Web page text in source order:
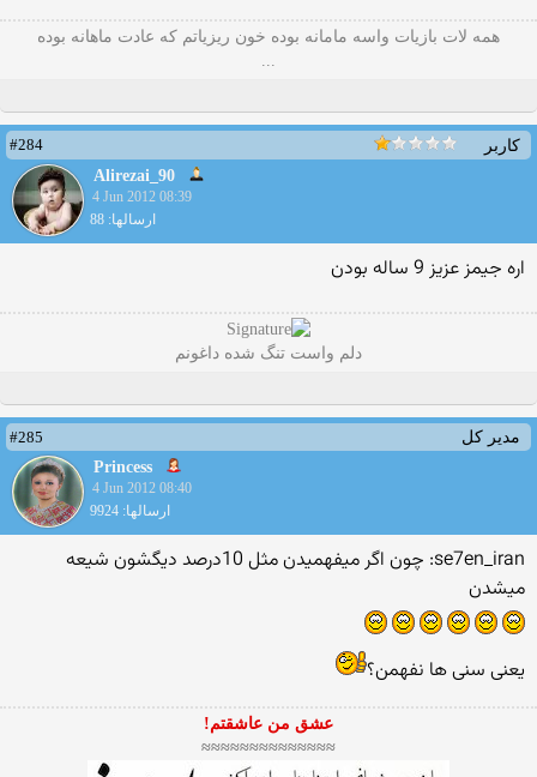
همه لات بازیات واسه مامانه بوده خون ریزیاتم که عادت ماهانه بوده
...
کاربر
#284
Alirezai_90
4 Jun 2012 08:39
ارسالها: 88
اره جيمز عزيز 9 ساله بودن
دلم واست تنگ شده داغونم
مدیر کل
#285
Princess
4 Jun 2012 08:40
ارسالها: 9924
se7en_iran: چون اگر ميفهميدن مثل 10درصد ديگشون شيعه
ميشدن
یعنی سنی ها نفهمن؟
عشق من عاشقتم!
≈≈≈≈≈≈≈≈≈≈≈≈≈≈